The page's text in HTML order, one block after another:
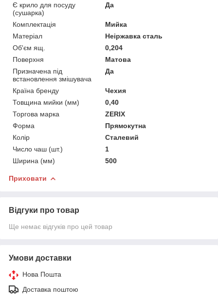
Є крило для посуду
(сушарка)
Да
Комплектація
Мийка
Матеріал
Неіржавка сталь
Об'єм ящ.
0,204
Поверхня
Матова
Призначена під
встановлення змішувача
Да
Країна бренду
Чехия
Товщина мийки (мм)
0,40
Торгова марка
ZERIX
Форма
Прямокутна
Колір
Сталевий
Число чаш (шт.)
1
Ширина (мм)
500
Приховати
Відгуки про товар
Ще немає відгуків про цей товар
Умови доставки
Нова Пошта
Доставка поштою